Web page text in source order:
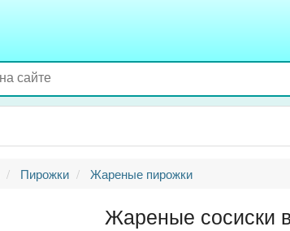
Пирожки Жареные пирожки
Жареные сосиски